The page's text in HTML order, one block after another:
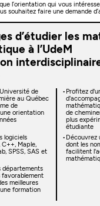
l’orientation qui vous
souhaitez faire une demande
d’étudier les
à l’UdeM
de
au Québec
de
orientation
Profitez
de
plus
étudiante
logiciels
Maple,
SPSS, SAS et
Découvrez
dont les
facilitent
départements
favorablement
meilleures
formation